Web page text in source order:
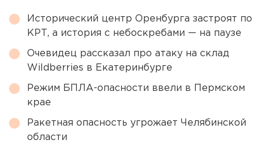
Исторический центр Оренбурга застроят по
КРТ, а история с небоскребами — на паузе
Очевидец рассказал про атаку на склад
Wildberries в Екатеринбурге
Режим БПЛА-опасности ввели в Пермском
крае
Ракетная опасность угрожает Челябинской
области